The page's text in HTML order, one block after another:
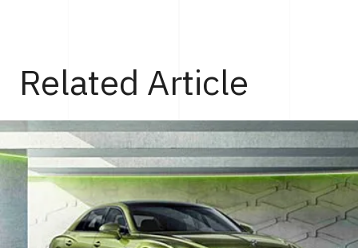
Related Article